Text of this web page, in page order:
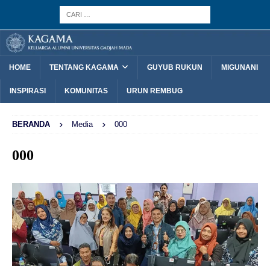
HOME TENTANG KAGAMA GUYUB RUKUN MIGUNANI
INSPIRASI KOMUNITAS URUN REMBUG
BERANDA Media 000
000